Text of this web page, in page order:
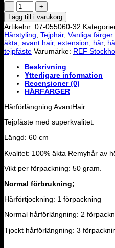
Löshår
AvantHair
60
cm
-
Remy
(#32)
mängd
Lägg till i varukorg
Artikelnr: 07-055060-32
Hårstyling, Tejphår, Vanliga färger
äkta, avant hair, extension, hår,
tejpfäste Varumärke: REF
Beskrivning
Ytterligare information
Recensioner (0)
HÅRFÄRGER
Hårförlängning AvantHair
Tejpfäste med superkvalitet.
Längd: 60 cm
Kvalitet: 100% äkta Remyhår av
Vikt per förpackning: 50 gram.
Normal förbrukning;
Hårförtjockning: 1 förpackning
Normal hårförlängning: 2
Tjockt hårförlängning: 3